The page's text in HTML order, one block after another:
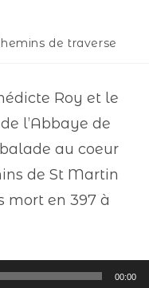
de traverse
Roy et le
l’Abbaye de
au coeur
de St Martin
mort en 397 à
00:00